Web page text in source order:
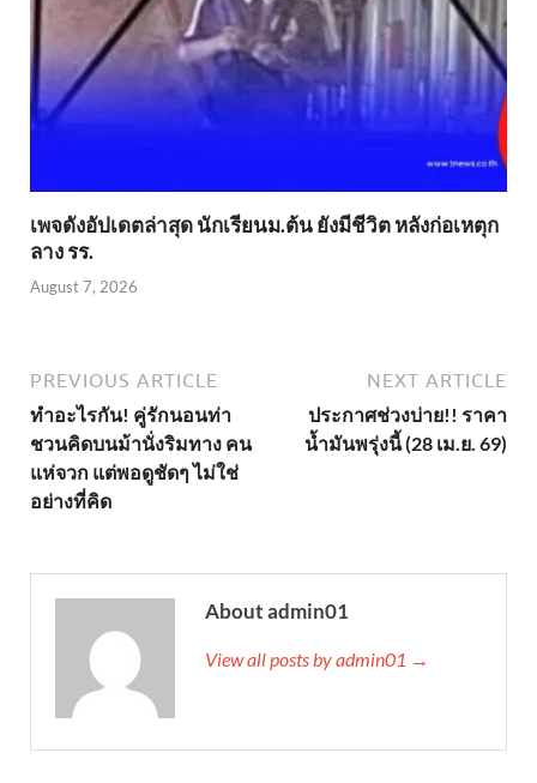
เพจดังอัปเดตล่าสุด นักเรียนม.ต้น ยังมีชีวิต หลังก่อเหตุก
ลาง รร.
August 7, 2026
PREVIOUS ARTICLE
ทำอะไรกัน! คู่รักนอนท่า
ชวนคิดบนม้านั่งริมทาง คน
แห่จวก แต่พอดูชัดๆ ไม่ใช่
อย่างที่คิด
NEXT ARTICLE
ประกาศช่วงบ่าย!! ราคา
น้ำมันพรุ่งนี้ (28 เม.ย. 69)
About admin01
View all posts by admin01 →